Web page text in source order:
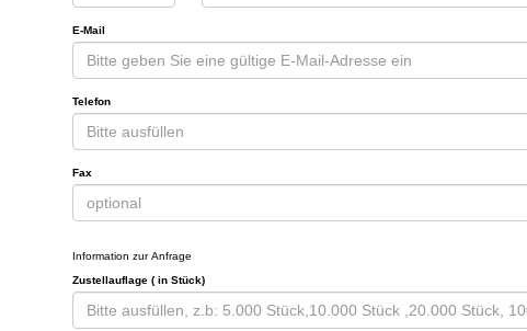
E-Mail
Telefon
Fax
Information zur Anfrage
Zustellauflage ( in Stück)